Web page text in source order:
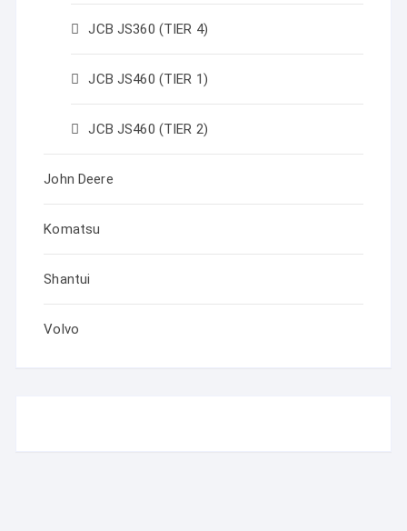
JCB JS360 (TIER 4)
JCB JS460 (TIER 1)
JCB JS460 (TIER 2)
John Deere
Komatsu
Shantui
Volvo